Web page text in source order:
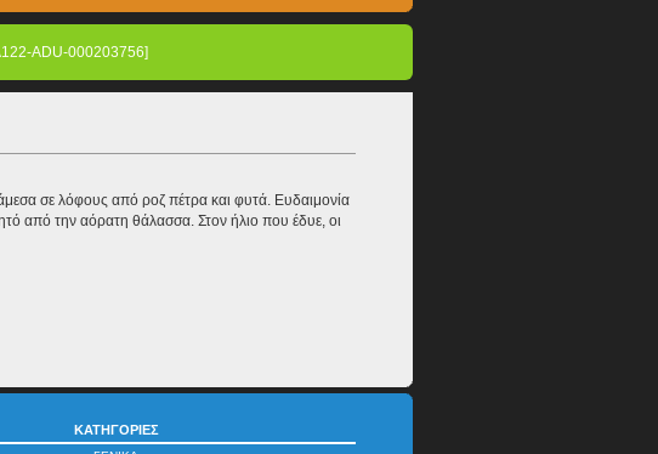
ADU-000203756]
σε λόφους από ροζ πέτρα και φυτά. Ευδαιμονία
από την αόρατη θάλασσα. Στον ήλιο που έδυε, οι
ΚΑΤΗΓΟΡΊΕΣ